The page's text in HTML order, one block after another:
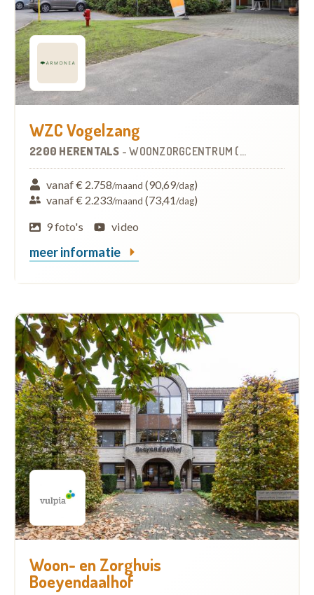
WZC Vogelzang
2200 HERENTALS -WOONZORGCENTRUM (WZC)
vanaf € 2.758/maand (90,69/dag)
vanaf € 2.233/maand (73,41/dag)
9 foto's
video
meer informatie
Woon- en Zorghuis
Boeyendaalhof